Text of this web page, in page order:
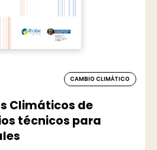
CAMBIO CLIMÁTICO
Climáticos de
técnicos para